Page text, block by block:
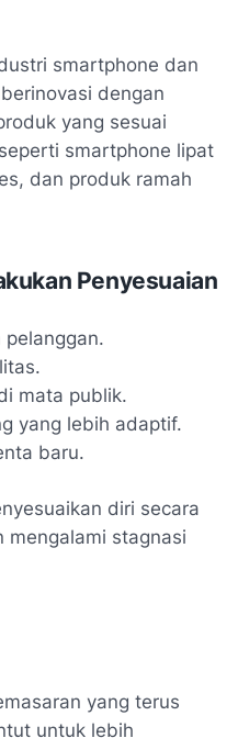
smartphone dan
dengan
yang sesuai
smartphone lipat
dan produk ramah
Penyesuaian
pelanggan.
mata publik.
yang lebih adaptif.
baru.
diri secara
mengalami stagnasi
yang terus
untuk lebih